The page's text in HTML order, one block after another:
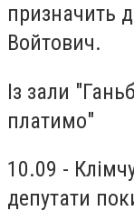
призначить
Войтович.
Із зали
платимо"
10.09 -
депутати